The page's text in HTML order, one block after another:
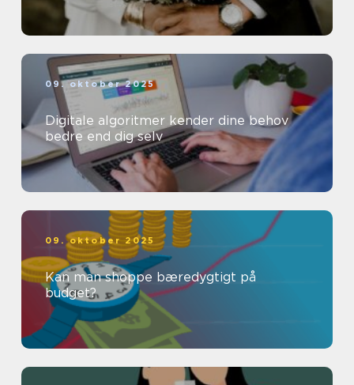
09. oktober 2025
Digitale algoritmer kender dine behov
bedre end dig selv
09. oktober 2025
Kan man shoppe bæredygtigt på
budget?